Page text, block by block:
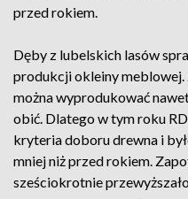
przed rokiem.
Dęby z lubelskich lasów
produkcji okleiny meblowej.
można wyprodukować
obić. Dlatego w tym roku
kryteria doboru drewna i
mniej niż przed rokiem.
sześciokrotnie